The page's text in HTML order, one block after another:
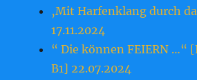
‚Mit Harfenklang durch
17.11.2024
“ Die können FEIERN …“
B1] 22.07.2024